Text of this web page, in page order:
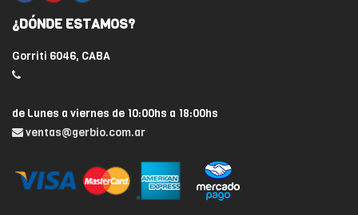
¿DÓNDE ESTAMOS?
Gorriti 6046, CABA
de Lunes a viernes de 10:00hs a 18:00hs
ventas@gerbio.com.ar